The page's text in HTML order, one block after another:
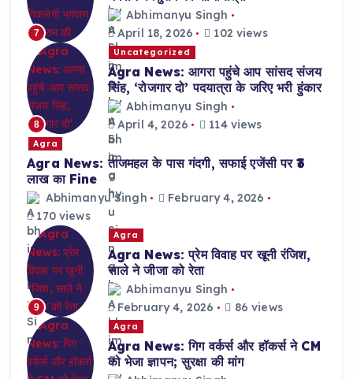
7
Abhimanyu Singh
April 18, 2026
102 views
8
Uncategorized
Agra News: आगरा पहुंचे आप सांसद संजय
सिंह, ‘रोजगार दो’ पदयात्रा के जरिए भरी हुंकार
Abhimanyu Singh
April 4, 2026
114 views
Agra
Agra News: ताजमहल के पास गंदगी, सफाई एजेंसी पर ₹3
लाख का Fine
Abhimanyu Singh
February 4, 2026
170 views
9
Agra
Agra News: प्रेम विवाह पर खूनी रंजिश,
साले ने जीजा को रेता
Abhimanyu Singh
February 4, 2026
86 views
Agra
Agra News: गिग वर्कर्स और हॉकर्स ने CM
को भेजा ज्ञापन; सुरक्षा की मांग